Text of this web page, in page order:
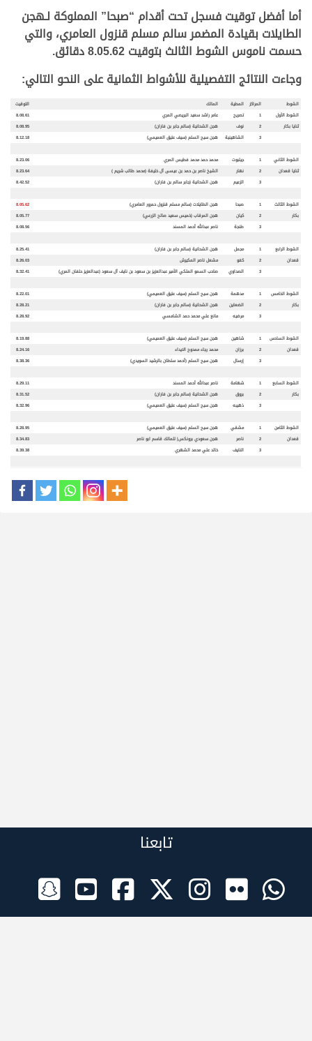
أما أفضل توقيت فسجل تحت أقدام “صبحا” المملوكة لـهجن
الطايلات بقيادة المضمر سالم مسلم قنزول العامري، والتي
حسمت ناموس الشوط الثالث بتوقيت 8.05.62 دقائق.
وجاءت النتائج التفصيلية للأشواط الثمانية على النحو التالي:
الشوط المراكز المطية المالك
التوقيت
الشوط الأول
1 تصريح عامر راشد سعيد البريصي المري
8.08.61
ثنايا بكار
2 نوف هجن الشحانية (سالم جابر بن فاران)
8.08.95
3
الشاهينية هجن سيح السلم (سيف عتيق العميمي) 8.12.18
الشوط الثاني 1 جيلبوت محمد حمد محمد فطيس المري
8.23.06
ثنايا قعدان
2 نهار الشيخ ناصر بن حمد بن عيسى آل خليفة (محمد طالب شريم )
8.23.64
3
الزعيم هجن الشحانية (جابر سالم بن فاران) 8.42.52
الشوط الثالث 1 صبحا هجن الطايلات (سالم مسلم قنزول حمرور العامري)
8.05.62
بكار
2 كيان هجن المرقاب (خميس سعيد صالح الزرعي)
8.05.77
3
طنجة ناصر عبدالله أحمد المسند 8.08.56
الشوط الرابع 1 مجمل هجن الشحانية (سالم جابر بن فاران)
8.25.41
قعدان
2 كفو مشعل ناصر المكيرش
8.26.03
3
الصداوي صاحب السمو الملكي الأمير عبدالعزيز بن سعود بن نايف آل سعود (عبدالعزيز حلفان المري) 8.32.41
الشوط الخامس 1 مدهمة هجن سيح السلم (سيف عتيق العميمي)
8.22.01
بكار
2 الضعاين هجن الشحانية (سالم جابر بن فاران)
8.28.21
3
مرضيه مانع علي محمد حمد الشامسي 8.28.92
الشوط السادس 1 شاهين هجن سيح السلم (سيف عتيق العميمي)
8.19.88
قعدان
2 برزان محمد رجاء ممدوح الايداء
8.24.16
3
إرسال هجن سيح السلم (أحمد سلطان بالرشيد السويدي) 8.38.36
الشوط السابع 1 شهامة ناصر عبدالله أحمد المسند
8.29.11
بكار
2 بروق هجن الشحانية (سالم جابر بن فاران)
8.31.52
3
ذهيبه هجن سيح السلم (سيف عتيق العميمي) 8.32.96
الشوط الثامن 1 مشقي هجن سيح السلم (سيف عتيق العميمي)
8.28.95
قعدان
2 ناصر هجن سعودي برونكس| للمالك قاسم ابو ناصر
8.34.83
3
النايف خالد علي محمد الشهري 8.39.38
تابعنا